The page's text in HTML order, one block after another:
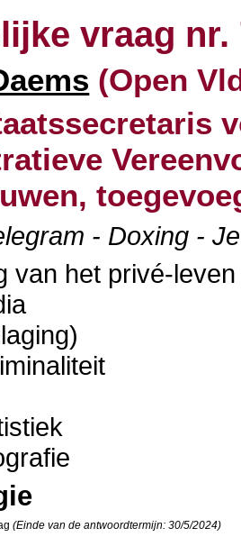
vraag nr.
(Open
- Doxing -
van het privé-leven
(Einde van de antwoordtermijn: 30/5/2024)